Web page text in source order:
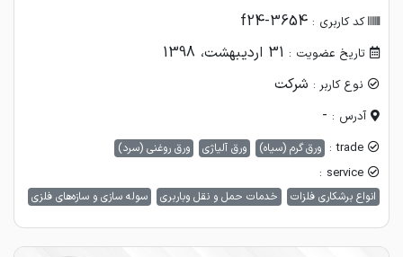
کد کاربری : f24-3654
تاریخ عضویت : 31 اردیبهشت، 1398
نوع کاربر : شرکت
آدرس : -
trade : ورق گرم (سیاه) ورق آلیاژی ورق روغنی (سرد)
service :
انواع برشکاری فلزات خدمات حمل و نقل وباربری سوله سازی و سازه‌های فلزی